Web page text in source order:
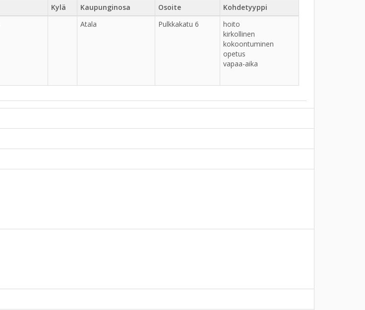
Kylä Kaupunginosa Osoite Kohdetyyppi
Atala Pulkkakatu 6
hoito
kirkollinen
kokoontuminen
opetus
vapaa-aika